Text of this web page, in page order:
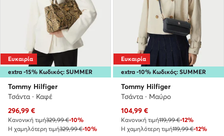
extra -15% Κωδικός: SUMMER
Ευκαιρία
Tommy Hilfiger
Τσάντα · Καφέ
Τρέχουσα τιμή
296,99 €
Κανονική τιμή329,99 €-10%
Η χαμηλότερη τιμή329,99 €-10%
extra -10% Κωδικός: SUMMER
Ευκαιρία
Tommy Hilfiger
Τσάντα · Μαύρο
Τρέχουσα τιμή
104,99 €
Κανονική τιμή119,99 €-12%
Η χαμηλότερη τιμή119,99 €-12%